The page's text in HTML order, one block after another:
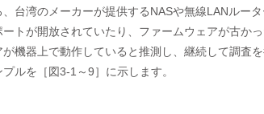
台湾のメーカーが提供するNASや無線LANルー
トが開放されていたり、ファームウェアが古か
機器上で動作していると推測し、継続して調査
ルを［図3-1～9］に示します。